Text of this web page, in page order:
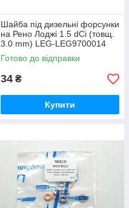
Шайба під дизельні форсунки
на Рено Лоджі 1.5 dCi (товщ.
3.0 mm) LEG-LEG9700014
Готово до відправки
34 ₴
Купити